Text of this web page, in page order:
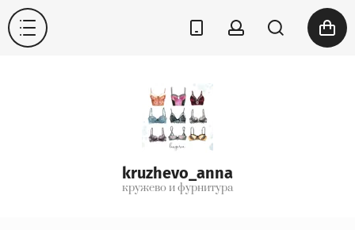
kruzhevo_anna
кружево и фурнитура